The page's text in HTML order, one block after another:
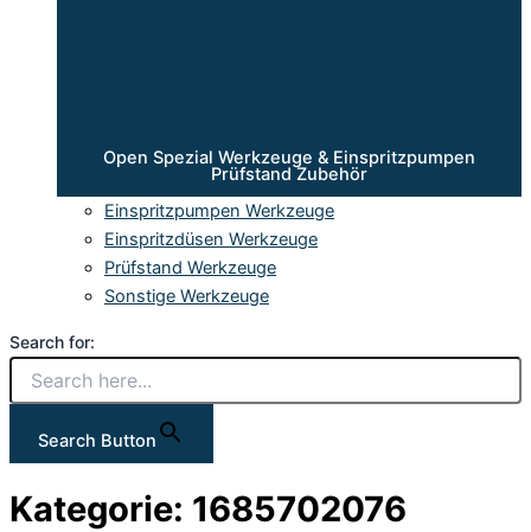
Open Spezial Werkzeuge & Einspritzpumpen
Prüfstand Zubehör
Einspritzpumpen Werkzeuge
Einspritzdüsen Werkzeuge
Prüfstand Werkzeuge
Sonstige Werkzeuge
Search for:
Search Button
Kategorie: 1685702076